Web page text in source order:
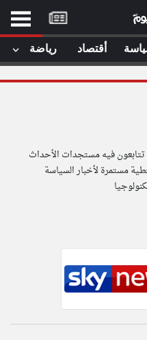
أخبار الوطن العربي
من نحن
مصادر الأخبار
أقترح اضافة مصدر
فيه مستجدات الأحداث
مستمرة لأخبار السياسة
أقتصاد رياضة
موقع
كل
يوم
مقالات